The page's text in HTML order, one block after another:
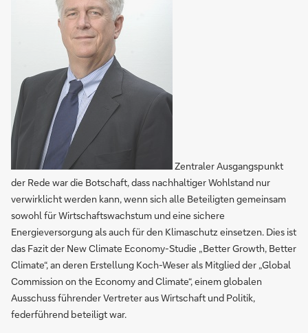
Zentraler Ausgangspunkt
der Rede war die Botschaft, dass nachhaltiger Wohlstand nur
verwirklicht werden kann, wenn sich alle Beteiligten gemeinsam
sowohl für Wirtschaftswachstum und eine sichere
Energieversorgung als auch für den Klimaschutz einsetzen. Dies ist
das Fazit der New Climate Economy-Studie „Better Growth, Better
Climate“, an deren Erstellung Koch-Weser als Mitglied der „Global
Commission on the Economy and Climate“, einem globalen
Ausschuss führender Vertreter aus Wirtschaft und Politik,
federführend beteiligt war.